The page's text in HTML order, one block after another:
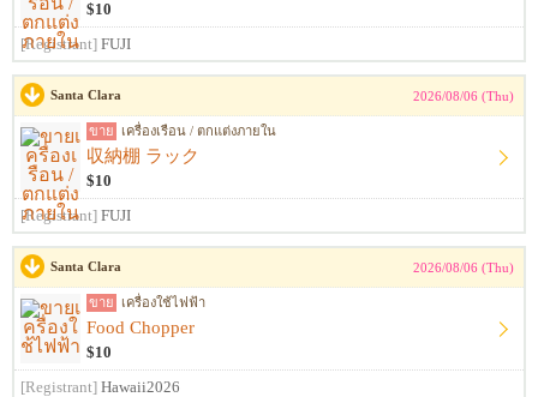
$10
[Registrant] FUJI
Santa Clara 2026/08/06 (Thu)
ขาย เครื่องเรือน / ตกแต่งภายใน
収納棚 ラック
$10
[Registrant] FUJI
Santa Clara 2026/08/06 (Thu)
ขาย เครื่องใช้ไฟฟ้า
Food Chopper
$10
[Registrant] Hawaii2026